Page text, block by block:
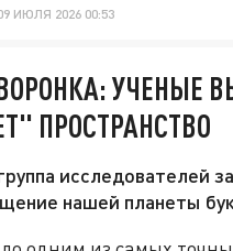
ИЮЛЯ 2026 00:53
УЧЕНЫЕ
ПРОСТРАНСТВО
исследователей
нашей планеты